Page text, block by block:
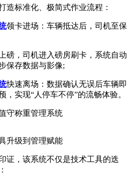
标准化、极简式作业流程：
领卡进场：车辆抵达后，司机至保
，司机进入磅房刷卡，系统自动
保存数据与影像;
快速离场：数据确认无误后车辆即
，实现“人停车不停”的流畅体验。
级到管理赋能
，该系统不仅是技术工具的迭